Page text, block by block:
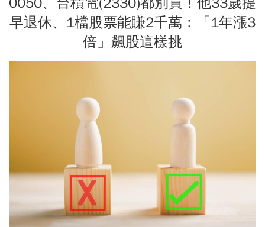
早退休、1檔股票能賺2千萬：「1年漲3
倍」飆股這樣挑